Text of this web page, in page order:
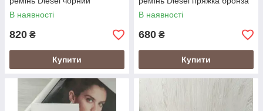
В наявності
820 ₴
Купити
В наявності
680 ₴
Купити